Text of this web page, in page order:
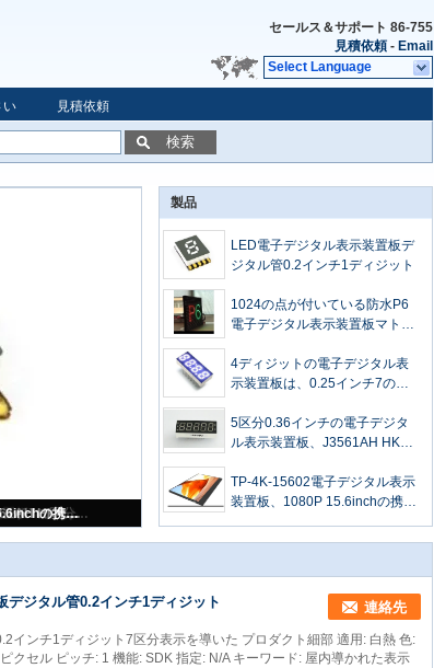
セールス＆サポート 86-755
見積依頼 - Email
Select Language
い 見積依頼
検索
1ディジット
1024の点が付いている防水P6電子デジタル表示装置板マトリックス モジュール5200匹のNit4ディジットの電子デジタル表示装置板は、0.25インチ7の区分タイマーのための表示を導いた
5区分0.36インチの電子デジタル表示装置板、J3561AH HK LEDデジタルの管
TP-4K-15602電子デジタル表示装置板、1080P 15.6inchの携帯用接触表示2.64KG
製品
LED電子デジタル表示装置板デ
ジタル管0.2インチ1ディジット
1024の点が付いている防水P6
電子デジタル表示装置板マトリ
4ディジットの電子デジタル表
示装置板は、0.25インチ7の区
た
5区分0.36インチの電子デジタ
ル表示装置板、J3561AH HK
TP-4K-15602電子デジタル表示
装置板、1080P 15.6inchの携帯
デジタル管0.2インチ1ディジット 連絡先
インチ1ディジット7区分表示を導いた プロダクト細部 適用: 白熱 色:
クセル ピッチ: 1 機能: SDK 指定: N/A キーワード: 屋内導かれた表示